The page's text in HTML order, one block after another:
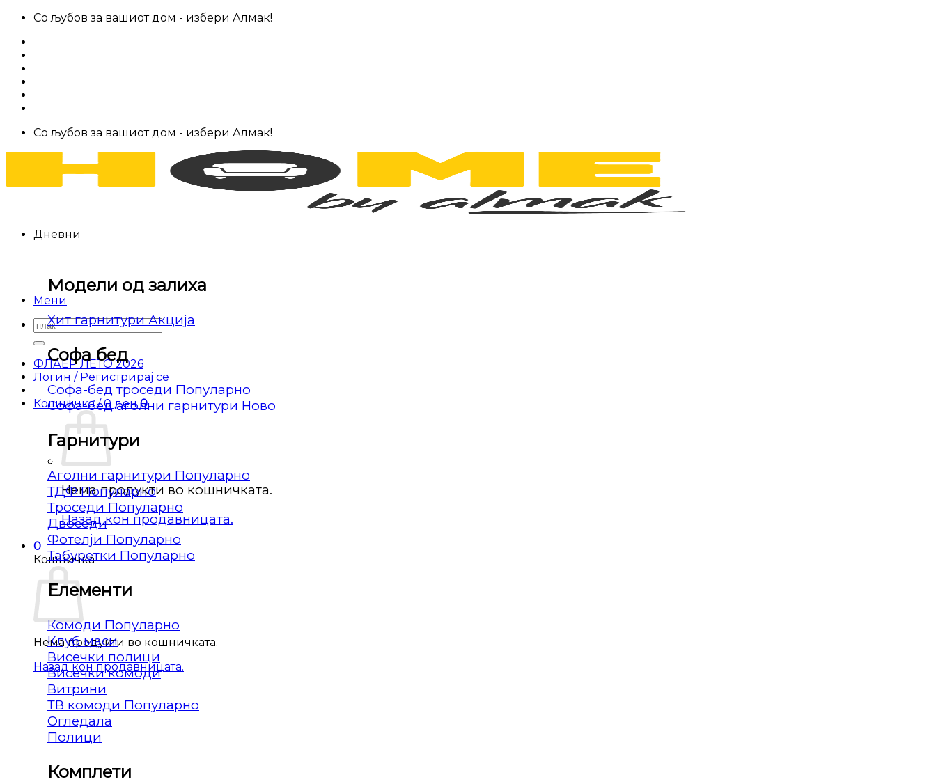
Skip
content
Со љубов за вашиот дом - избери Алмак!
Со љубов за вашиот дом - избери Алмак!
Мени
Барај
за:
ФЛАЕР ЛЕТО 2026
Логин / Регистрирај се
Кошничка /0 ден 0
Нема продукти во кошничката.
Назад кон продавницата.
0
Кошничка
Нема продукти во кошничката.
Назад кон продавницата.
Дневни
Модели од залиха
Хит гарнитури
Софа бед
Софа-бед троседи
Софа-бед аголни гарнитури
Гарнитури
Аголни гарнитури
ТДФ
Троседи
Двоседи
Фотелји
Табуретки
Елементи
Комоди
Клуб маси
Висечки полици
Висечки комоди
Витрини
ТВ комоди
Огледала
Полици
Комплети